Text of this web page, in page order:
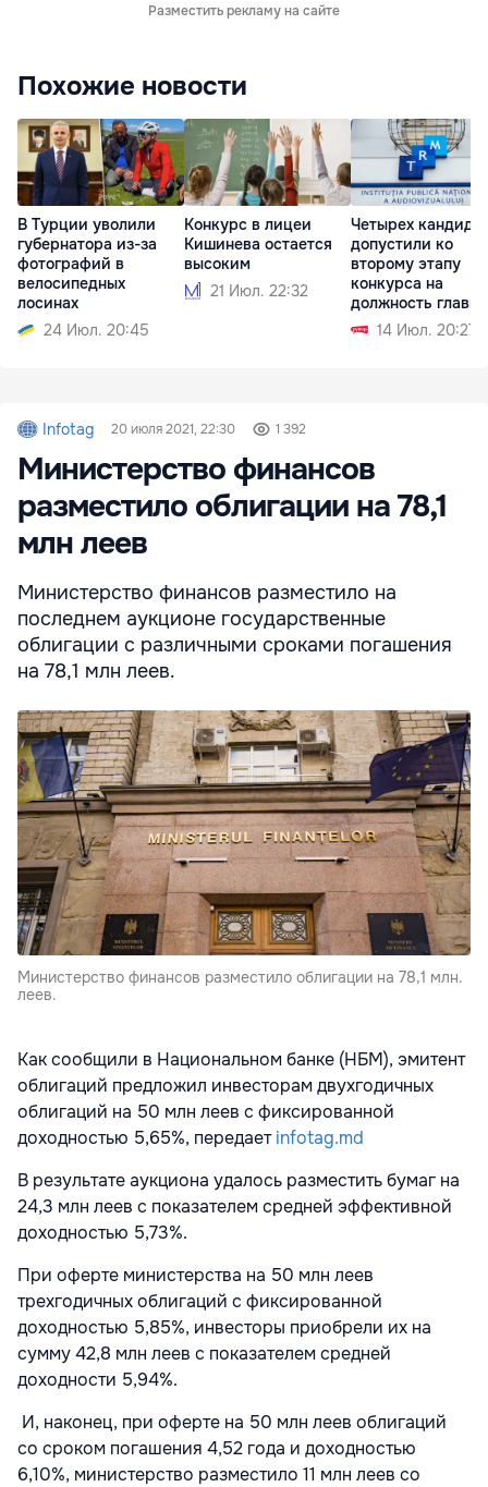
Разместить рекламу на сайте
Похожие новости
В Турции уволили
губернатора из-за
фотографий в
велосипедных
лосинах
24 Июл. 20:45
Конкурс в лицеи
Кишинева остается
высоким
21 Июл. 22:32
Четырех
допустили ко
второму этапу
конкурса на
должность главы
14 Июл. 20:27
Infotag 20 июля 2021, 22:30 1 392
Министерство финансов
разместило облигации на 78,1
млн леев
Министерство финансов разместило на
последнем аукционе государственные
облигации с различными сроками погашения
на 78,1 млн леев.
Министерство финансов разместило облигации на 78,1 млн.
леев.
Как сообщили в Национальном банке (НБМ), эмитент
облигаций предложил инвесторам двухгодичных
облигаций на 50 млн леев с фиксированной
доходностью 5,65%, передаетinfotag.md
В результате аукциона удалось разместить бумаг на
24,3 млн леев с показателем средней эффективной
доходностью 5,73%.
При оферте министерства на 50 млн леев
трехгодичных облигаций с фиксированной
доходностью 5,85%, инвесторы приобрели их на
сумму 42,8 млн леев с показателем средней
доходности 5,94%.
И, наконец, при оферте на 50 млн леев облигаций
со сроком погашения 4,52 года и доходностью
6,10%, министерство разместило 11 млн леев со